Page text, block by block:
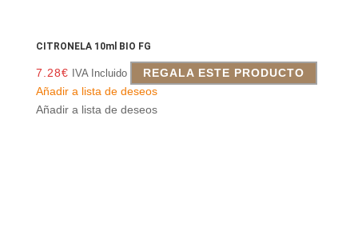
CITRONELA 10ml BIO FG
7.28€ IVA Incluido
REGALA ESTE PRODUCTO
Añadir a lista de deseos
Añadir a lista de deseos